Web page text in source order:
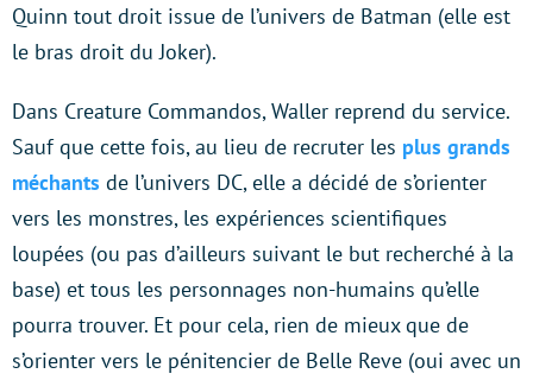
Quinn tout droit issue de l’univers de Batman (elle est
le bras droit du Joker).
Dans Creature Commandos, Waller reprend du service.
Sauf que cette fois, au lieu de recruter les plus grands
méchants de l’univers DC, elle a décidé de s’orienter
vers les monstres, les expériences scientifiques
loupées (ou pas d’ailleurs suivant le but recherché à la
base) et tous les personnages non-humains qu’elle
pourra trouver. Et pour cela, rien de mieux que de
s’orienter vers le pénitencier de Belle Reve (oui avec un